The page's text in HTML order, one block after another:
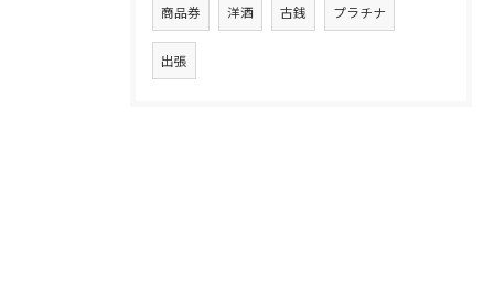
商品券 洋酒 古銭 プラチナ
出張